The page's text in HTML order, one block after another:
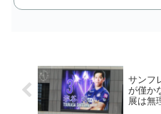
サンフ
が僅か
展は無